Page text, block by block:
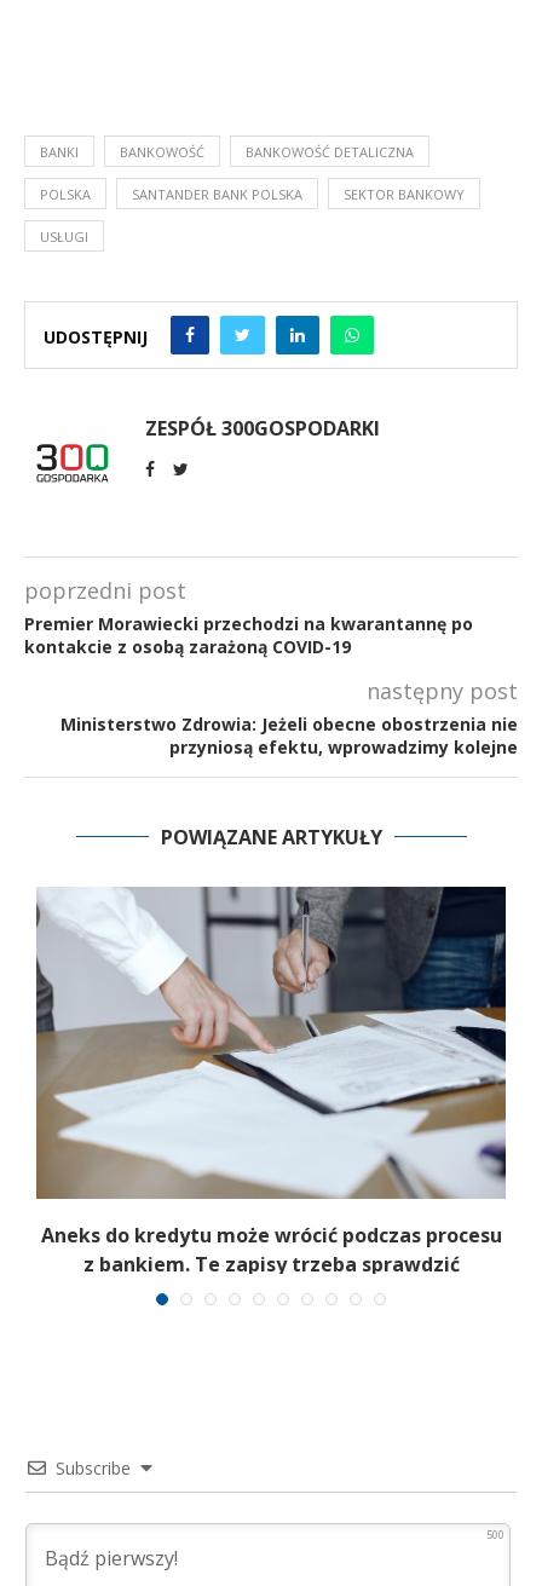
BANKI BANKOWOŚĆ BANKOWOŚĆ DETALICZNA
POLSKA SANTANDER BANK POLSKA SEKTOR BANKOWY
USŁUGI
UDOSTĘPNIJ
ZESPÓŁ 300GOSPODARKI
poprzedni post
Premier Morawiecki przechodzi na kwarantannę po
kontakcie z osobą zarażoną COVID-19
następny post
Ministerstwo Zdrowia: Jeżeli obecne obostrzenia nie
przyniosą efektu, wprowadzimy kolejne
POWIĄZANE ARTYKUŁY
Aneks do kredytu może wrócić podczas procesu
z bankiem. Te zapisy trzeba sprawdzić
Subscribe
500